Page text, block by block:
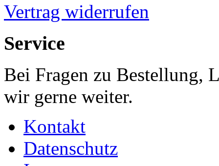
Vertrag widerrufen
Service
Bei Fragen zu Bestellung,
wir gerne weiter.
Kontakt
Datenschutz